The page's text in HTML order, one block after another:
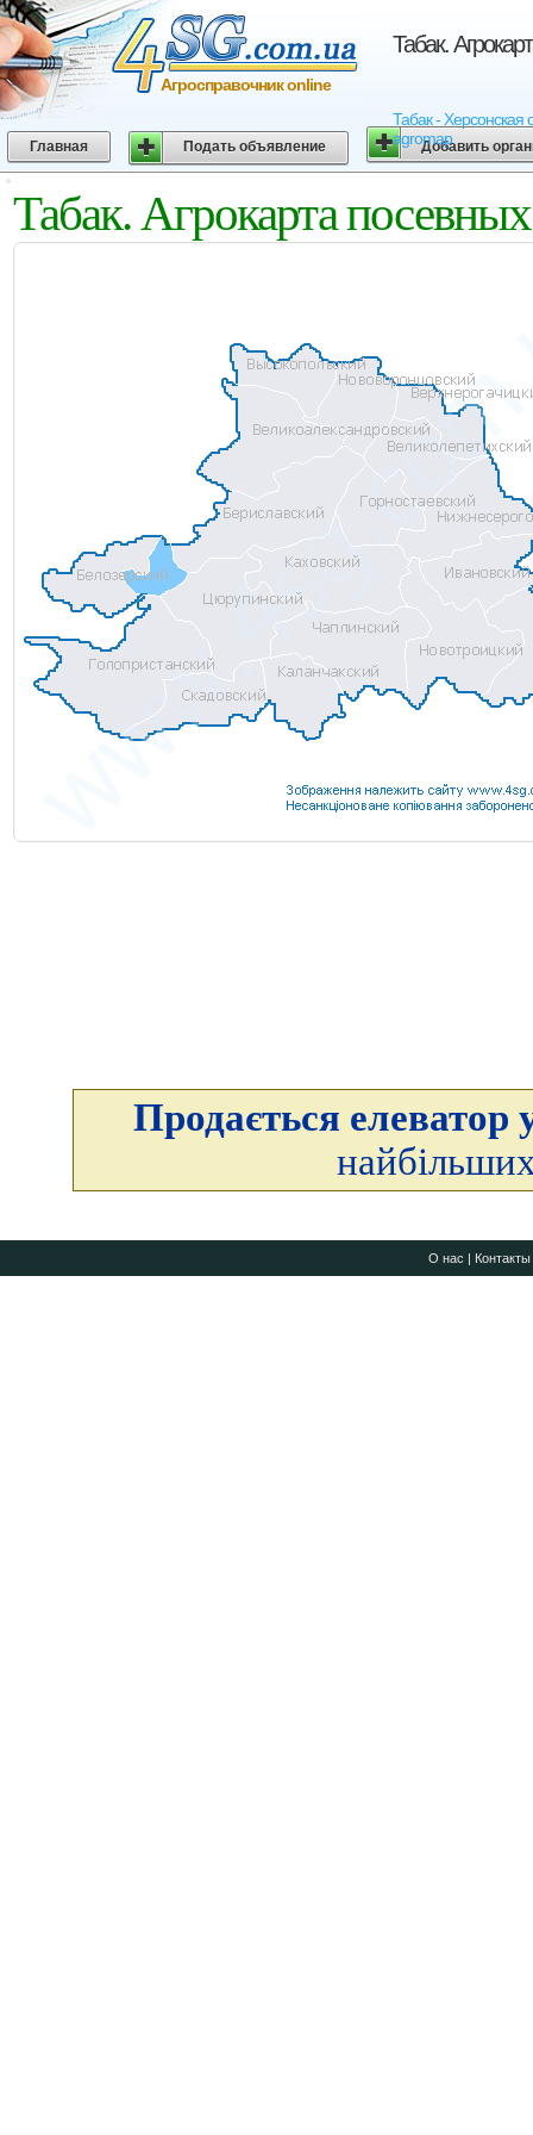
Табак.
Табак - Херсонская
agromap
Агросправочник online
Главная Подать объявление Добавить
Табак. Агрокарта
Продається елеватор
О нас | Контакты